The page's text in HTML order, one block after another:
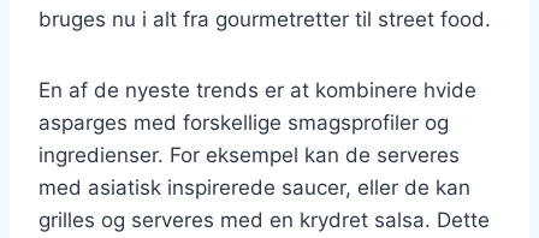
bruges nu i alt fra gourmetretter til street food.
En af de nyeste trends er at kombinere hvide
asparges med forskellige smagsprofiler og
ingredienser. For eksempel kan de serveres
med asiatisk inspirerede saucer, eller de kan
grilles og serveres med en krydret salsa. Dette